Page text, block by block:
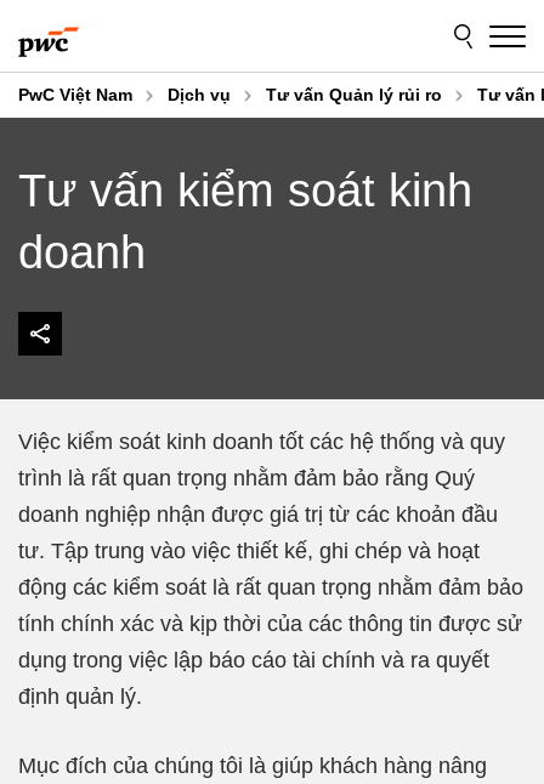
PwC Việt Nam Dịch vụ Tư vấn Quản lý rủi ro Tư vấn
Tư vấn kiểm soát kinh
doanh
Việc kiểm soát kinh doanh tốt các hệ thống và quy
trình là rất quan trọng nhằm đảm bảo rằng Quý
doanh nghiệp nhận được giá trị từ các khoản đầu
tư. Tập trung vào việc thiết kế, ghi chép và hoạt
động các kiểm soát là rất quan trọng nhằm đảm bảo
tính chính xác và kịp thời của các thông tin được sử
dụng trong việc lập báo cáo tài chính và ra quyết
định quản lý.
Mục đích của chúng tôi là giúp khách hàng nâng